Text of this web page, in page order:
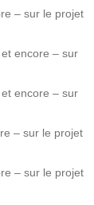
– sur le projet
encore – sur
encore – sur
– sur le projet
– sur le projet